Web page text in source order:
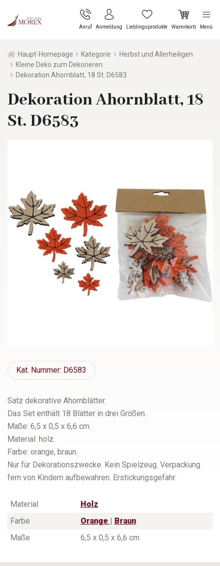
Anruf Anmeldung Lieblingsprodukte Warenkorb Menü
Haupt-Homepage Kategorie
Herbst und Allerheiligen
Kleine Deko zum Dekorieren
Dekoration Ahornblatt, 18 St. D6583
Dekoration Ahornblatt, 18
St. D6583
Kat. Nummer: D6583
Satz dekorative Ahornblätter.
Das Set enthält 18 Blätter in drei Größen.
Maße: 6,5 x 0,5 x 6,6 cm.
Material: holz.
Farbe: orange, braun.
Nur für Dekorationszwecke. Kein Spielzeug. Verpackung
fern von Kindern aufbewahren. Erstickungsgefahr.
Material
Holz
Farbe
Orange
Braun
Maße
6,5 x 0,5 x 6,6 cm